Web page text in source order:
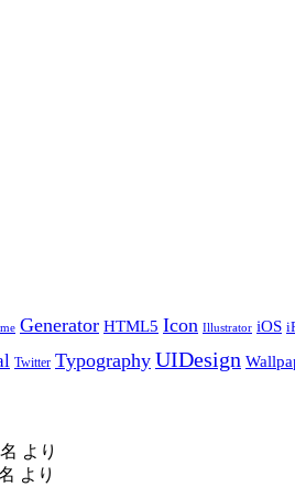
Generator HTML5 Icon Illustrator iOS
Twitter Typography UIDesign
より
より